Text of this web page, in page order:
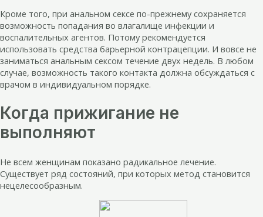
Кроме того, при анальном сексе по-прежнему сохраняется
возможность попадания во влагалище инфекции и
воспалительных агентов. Потому рекомендуется
использовать средства барьерной контрацепции. И вовсе не
заниматься анальным сексом течение двух недель. В любом
случае, возможность такого контакта должна обсуждаться с
врачом в индивидуальном порядке.
Когда прижигание не
выполняют
Не всем женщинам показано радикальное лечение.
Существует ряд состояний, при которых метод становится
нецелесообразным.